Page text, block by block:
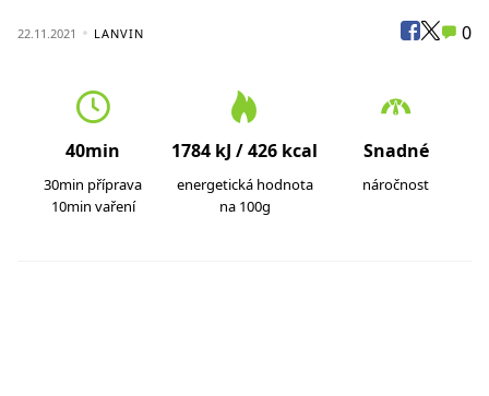
22.11.2021 LANVIN 0
40min
30min příprava
10min vaření
1784 kJ / 426 kcal
energetická hodnota
na 100g
Snadné
náročnost